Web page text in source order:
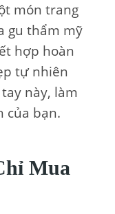
món trang
gu thẩm mỹ
hợp hoàn
tự nhiên
này, làm
của bạn.
Mua